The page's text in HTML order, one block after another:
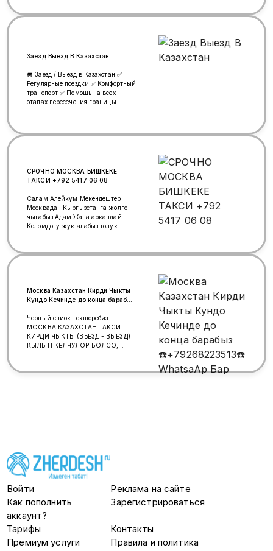
этот же день!
Заезд Выезд В Казахстан
🚐 Заезд / Выезд в Казахстан ✅
Регулярные поездки ✅ Комфортный
транспорт ✅ Помощь на всех
этапах пересечения границы
СРОЧНО МОСКВА БИШКЕКЕ
ТАКСИ +792 5417 06 08
Салам Алейкум Мекендештер
Москвадан Кыргызстанга жолго
чыгабыз Адам Жана аркандай
Коломдогу жук алабыз толук
WhatsApp+7925 417 06 08
Москва Казахстан Кирди Чыкты
Кундо Кечинде до конца барабыз
Черный спиок текшеребиз
МОСКВА КАЗАХСТАН ТАКСИ
КИРДИ ЧЫКТЫ (ВЪЕЗД - ВЫЕЗД)
КЫЛЫП КЕЛЧУЛОР БОЛСО,
999-344-29-81 ОЗУМ ВОДИТЕЛЬ
КЕЛЕМ ИНШААЛЛАХ. КЕНЕНИРЕК
МААЛЫМАТ АЛУУ УЧУН,
ТОМОНКУ НОМЕРГЕ
29-81 Аман WhatsApp Бар.
Войти
Реклама на сайте
Как пополнить
аккаунт?
Зарегистрироваться
Тарифы
Контакты
Премиум услуги
Правила и политика